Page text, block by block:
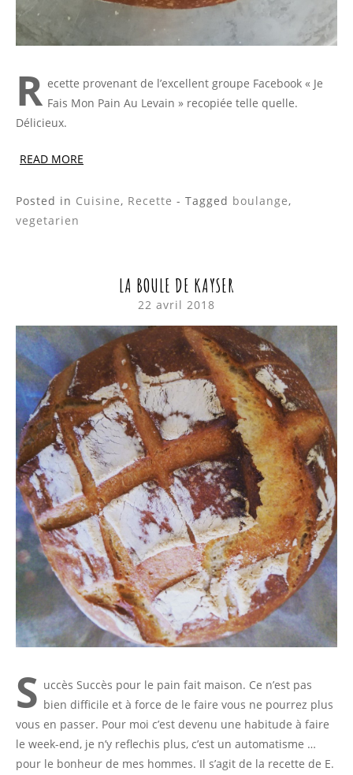
R ecette provenant de l’excellent groupe Facebook « Je
Fais Mon Pain Au Levain » recopiée telle quelle.
Délicieux.
READ MORE
Posted in Cuisine, Recette - Tagged boulange,
vegetarien
LA BOULE DE KAYSER
22 avril 2018
S uccès Succès pour le pain fait maison. Ce n’est pas
bien difficile et à force de le faire vous ne pourrez plus
vous en passer. Pour moi c’est devenu une habitude à faire
le week-end, je n’y reflechis plus, c’est un automatisme …
pour le bonheur de mes hommes. Il s’agit de la recette de E.